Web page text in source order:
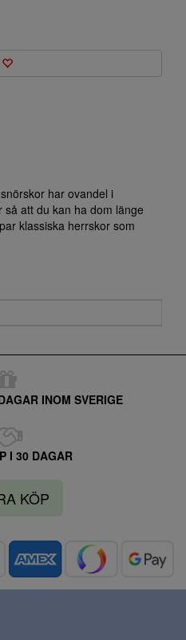
har ovandel i
att du kan ha dom länge
klassiska herrskor som
INOM SVERIGE
I 30 DAGAR
KÖP